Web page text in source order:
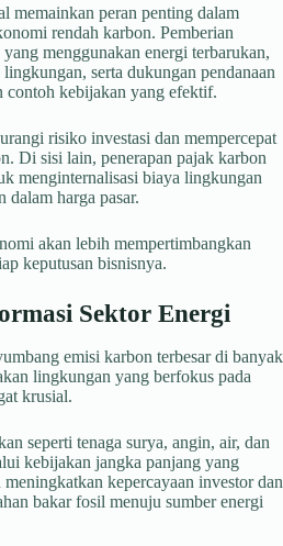
memainkan peran penting dalam
rendah karbon. Pemberian
menggunakan energi terbarukan,
serta dukungan pendanaan
kebijakan yang efektif.
risiko investasi dan mempercepat
Di sisi lain, penerapan pajak karbon
menginternalisasi biaya lingkungan
dalam harga pasar.
akan lebih mempertimbangkan
keputusan bisnisnya.
Sektor Energi
emisi karbon terbesar di banyak
lingkungan yang berfokus pada
krusial.
seperti tenaga surya, angin, air, dan
kebijakan jangka panjang yang
kepercayaan investor dan
bakar fosil menuju sumber energi